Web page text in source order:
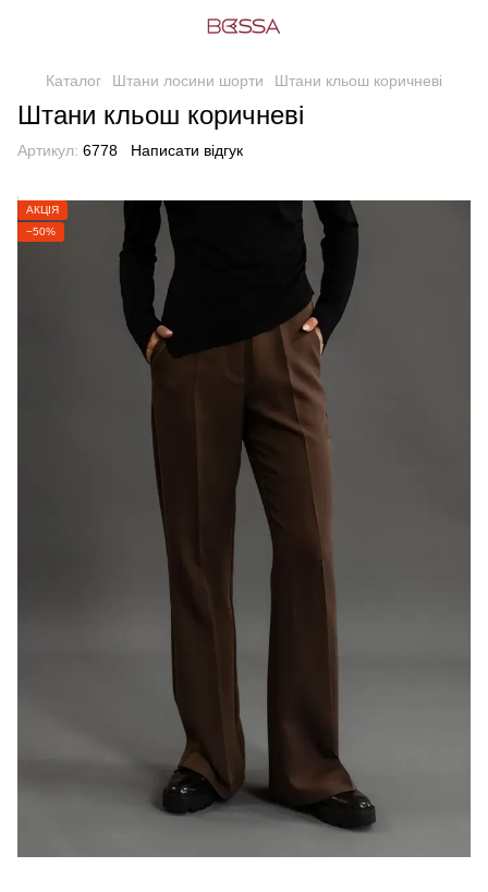
Каталог Штани лосини шорти Штани кльош коричневі
Штани кльош коричневі
Артикул: 6778 Написати відгук
АКЦІЯ
−50%